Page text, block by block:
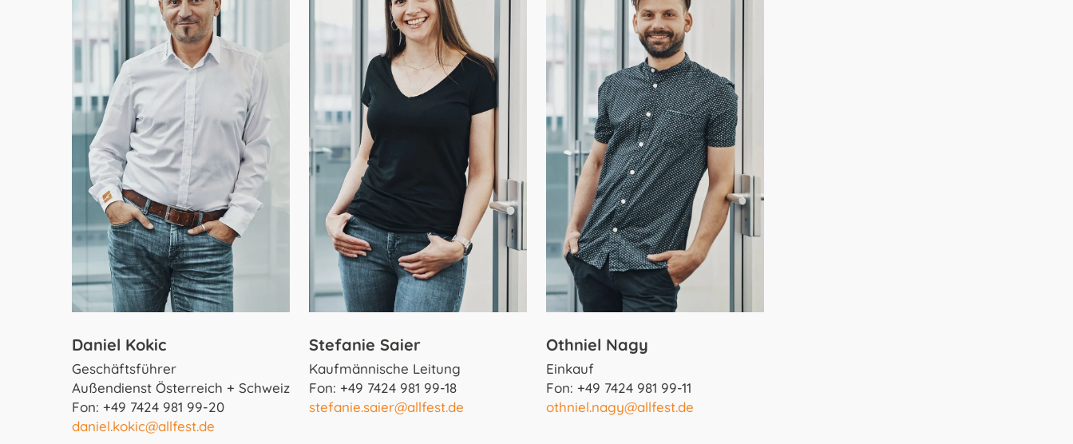
Daniel Kokic
Geschäftsführer
Außendienst Österreich + Schweiz
Fon: +49 7424 981 99-20
daniel.kokic@allfest.de
Stefanie Saier
Kaufmännische Leitung
Fon: +49 7424 981 99-18
stefanie.saier@allfest.de
Othniel Nagy
Einkauf
Fon: +49 7424 981 99-11
othniel.nagy@allfest.de